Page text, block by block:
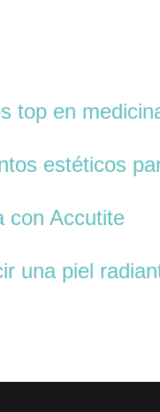
top en
estéticos
con Accutite
una piel